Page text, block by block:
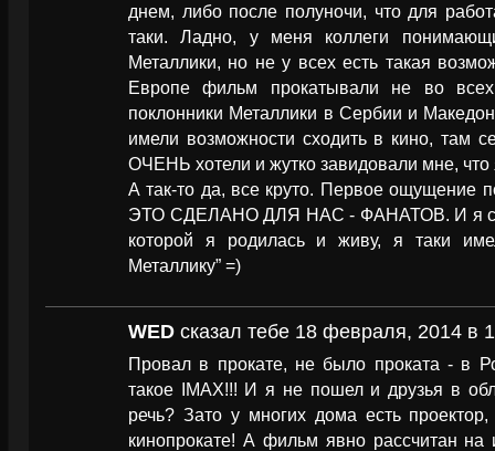
днем, либо после полуночи, что для
таки. Ладно, у меня коллеги
Металлики, но не у всех есть такая
Европе фильм прокатывали не во
поклонники Металлики в Сербии и
имели возможности сходить в кино, там
ОЧЕНЬ хотели и жутко завидовали мне, что
А так-то да, все круто. Первое ощущение
ЭТО СДЕЛАНО ДЛЯ НАС - ФАНАТОВ. И я
которой я родилась и живу, я таки
Металлику” =)
WED сказал тебе 18 февраля, 2014 в
Провал в прокате, не было проката - в
такое IMAX!!! И я не пошел и друзья в
речь? Зато у многих дома есть
кинопрокате! А фильм явно рассчитан на